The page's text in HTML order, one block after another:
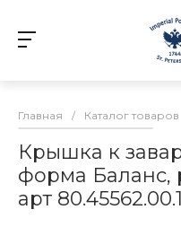
Главная / Каталог товаров
Крышка к
форма Баланс,
арт